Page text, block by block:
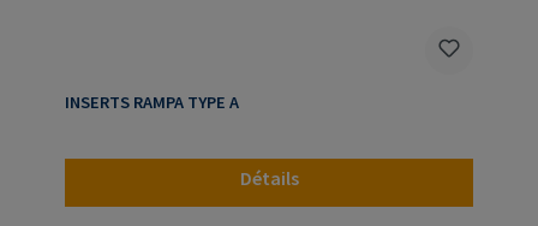
INSERTS RAMPA TYPE A
Détails